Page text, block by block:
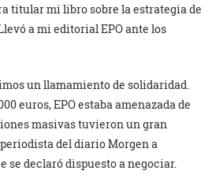
titular mi libro sobre la estrategia de
a mi editorial EPO ante los
un llamamiento de solidaridad.
euros, EPO estaba amenazada de
masivas tuvieron un gran
del diario Morgen a
se declaró dispuesto a negociar.